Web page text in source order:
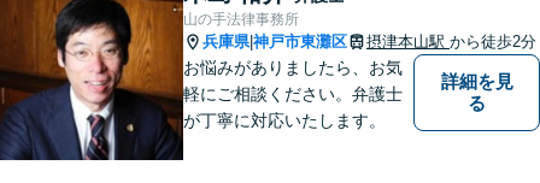
山の手法律事務所
兵庫県|神戸市東灘区 摂津本山駅 から徒歩2分
お悩みがありましたら、お気
軽にご相談ください。弁護士
が丁寧に対応いたします。
詳細を見
る